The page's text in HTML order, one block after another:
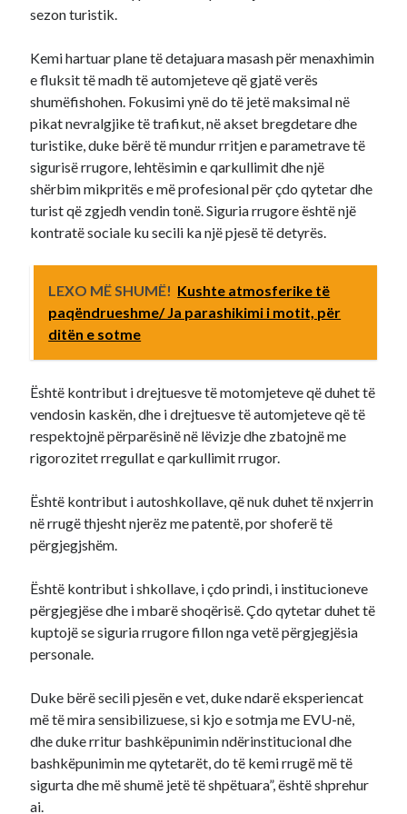
sezon turistik.
Kemi hartuar plane të detajuara masash për menaxhimin
e fluksit të madh të automjeteve që gjatë verës
shumëfishohen. Fokusimi ynë do të jetë maksimal në
pikat nevralgjike të trafikut, në akset bregdetare dhe
turistike, duke bërë të mundur rritjen e parametrave të
sigurisë rrugore, lehtësimin e qarkullimit dhe një
shërbim mikpritës e më profesional për çdo qytetar dhe
turist që zgjedh vendin tonë. Siguria rrugore është një
kontratë sociale ku secili ka një pjesë të detyrës.
LEXO MË SHUMË! Kushte atmosferike të
paqëndrueshme/ Ja parashikimi i motit, për
ditën e sotme
Është kontribut i drejtuesve të motomjeteve që duhet të
vendosin kaskën, dhe i drejtuesve të automjeteve që të
respektojnë përparësinë në lëvizje dhe zbatojnë me
rigorozitet rregullat e qarkullimit rrugor.
Është kontribut i autoshkollave, që nuk duhet të nxjerrin
në rrugë thjesht njerëz me patentë, por shoferë të
përgjegjshëm.
Është kontribut i shkollave, i çdo prindi, i institucioneve
përgjegjëse dhe i mbarë shoqërisë. Çdo qytetar duhet të
kuptojë se siguria rrugore fillon nga vetë përgjegjësia
personale.
Duke bërë secili pjesën e vet, duke ndarë eksperiencat
më të mira sensibilizuese, si kjo e sotmja me EVU-në,
dhe duke rritur bashkëpunimin ndërinstitucional dhe
bashkëpunimin me qytetarët, do të kemi rrugë më të
sigurta dhe më shumë jetë të shpëtuara”, është shprehur
ai.